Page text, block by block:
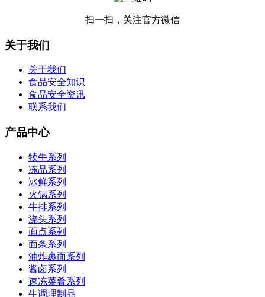
扫一扫，关注官方微信
关于我们
关于我们
食品安全知识
食品安全资讯
联系我们
产品中心
犊牛系列
冻品系列
冰鲜系列
火锅系列
牛排系列
浇头系列
面点系列
面条系列
油炸裹面系列
酱卤系列
速冻菜肴系列
生调理制品